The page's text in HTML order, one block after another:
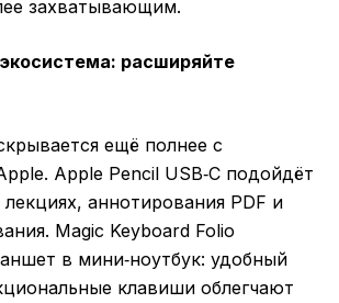
захватывающим.
расширяйте
ещё полнее с
Apple Pencil USB‑C подойдёт
аннотирования PDF и
Magic Keyboard Folio
в мини‑ноутбук: удобный
клавиши облегчают